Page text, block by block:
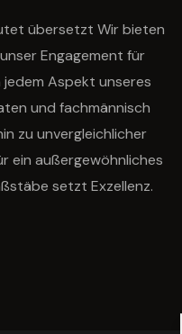
übersetzt Wir bieten
Engagement für
Aspekt unseres
und fachmännisch
zu unvergleichlicher
ein außergewöhnliches
setzt Exzellenz.